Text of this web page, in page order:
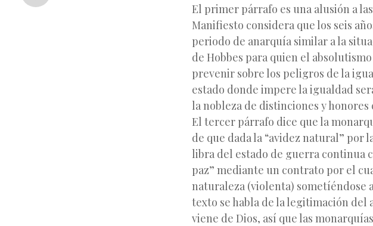
El primer párrafo es una alusión a
Manifiesto considera que los seis
periodo de anarquía similar a la
de Hobbes para quien el
prevenir sobre los peligros de la
estado donde impere la igualdad
la nobleza de distinciones y
El tercer párrafo dice que la
de que dada la “avidez natural” por
libra del estado de guerra continua
paz” mediante un contrato por el
naturaleza (violenta) sometíéndose
texto se habla de la legitimación
viene de Dios, así que las